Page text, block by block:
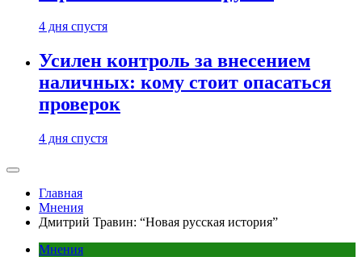
4 дня спустя
Усилен контроль за внесением
наличных: кому стоит опасаться
проверок
4 дня спустя
Главная
Мнения
Дмитрий Травин: “Новая русская история”
Мнения